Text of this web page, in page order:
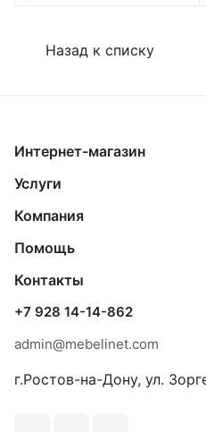
Назад к списку
Интернет-магазин
Услуги
Компания
Помощь
Контакты
+7 928 14-14-862
admin@mebelinet.com
г.Ростов-на-Дону, ул.